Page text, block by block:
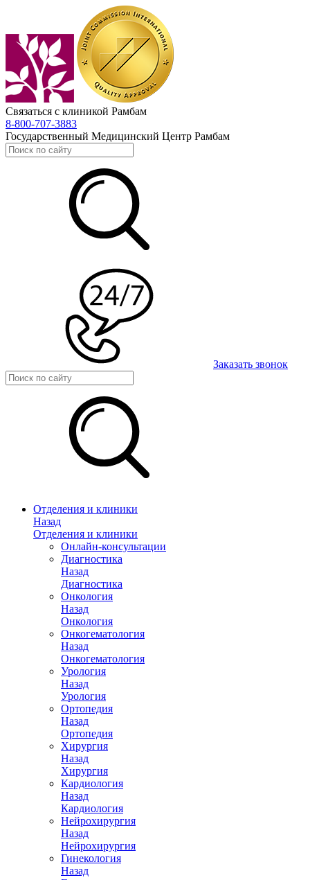
Связаться с клиникой Рамбам
8-800-707-3883
Государственный Медицинский Центр Рамбам
Заказать звонок
Отделения и клиники
Назад
Отделения и клиники
Онлайн-консультации
Диагностика
Назад
Диагностика
Онкология
Назад
Онкология
Онкогематология
Назад
Онкогематология
Урология
Назад
Урология
Ортопедия
Назад
Ортопедия
Хирургия
Назад
Хирургия
Кардиология
Назад
Кардиология
Нейрохирургия
Назад
Нейрохирургия
Гинекология
Назад